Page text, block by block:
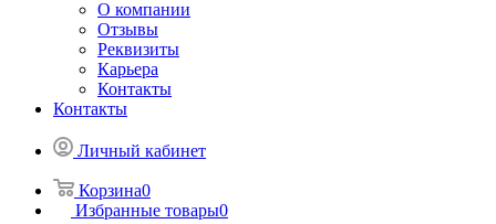
О компании
Отзывы
Реквизиты
Карьера
Контакты
Контакты
Личный кабинет
Корзина0
Избранные товары0